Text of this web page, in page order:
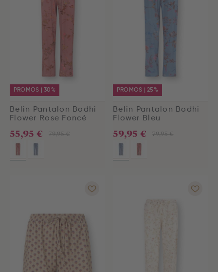
PROMOS | 30%
Belin Pantalon Bodhi
Flower Rose Foncé
79,95 €
55,95 €
PROMOS | 25%
Belin Pantalon Bodhi
Flower Bleu
79,95 €
59,95 €